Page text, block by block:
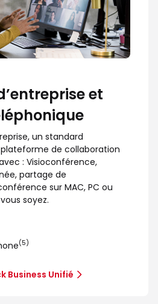
et
un standard
de collaboration
: Visioconférence,
partage de
sur MAC, PC ou
soyez.
(5)
Business Unifié